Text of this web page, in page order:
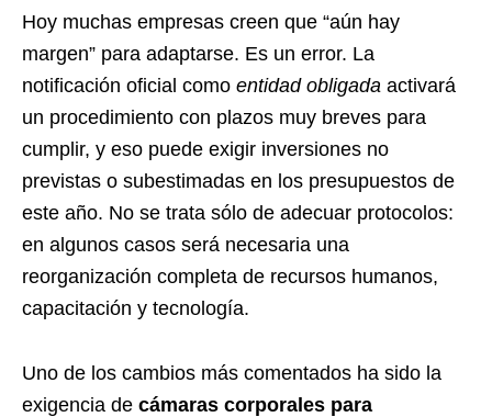
Hoy muchas empresas creen que “aún hay
margen” para adaptarse. Es un error. La
notificación oficial como entidad obligada activará
un procedimiento con plazos muy breves para
cumplir, y eso puede exigir inversiones no
previstas o subestimadas en los presupuestos de
este año. No se trata sólo de adecuar protocolos:
en algunos casos será necesaria una
reorganización completa de recursos humanos,
capacitación y tecnología.
Uno de los cambios más comentados ha sido la
exigencia de cámaras corporales para